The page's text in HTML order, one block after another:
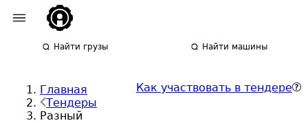
Найти грузы Найти машины
Главная
Тендеры
Разный
Как участвовать в тендере